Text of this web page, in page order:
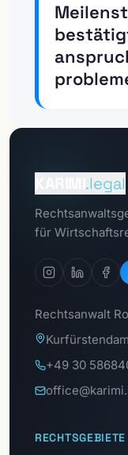
.legal
für
Rechtsanwalt
+49 30
RECHTSGEBIETE